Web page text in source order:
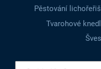
Pěstování
Tvarohové